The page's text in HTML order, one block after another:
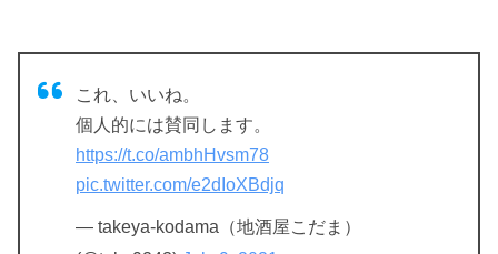
これ、いいね。
個人的には賛同します。
https://t.co/ambhHvsm78
pic.twitter.com/e2dIoXBdjq
— takeya-kodama（地酒屋こだま）